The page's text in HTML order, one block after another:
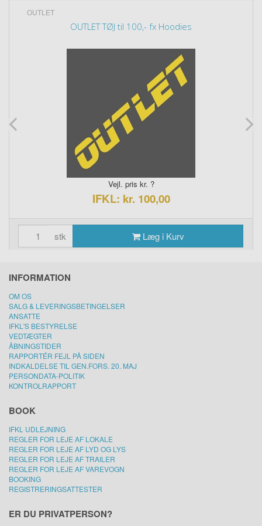
OUTLET
OUTLET TØJ til 100,- fx Hoodies
Vejl. pris kr. ?
IFKL: kr. 100,00
stk Læg i Kurv
INFORMATION
OM OS
SALG & LEVERINGSBETINGELSER
ANSATTE
IFKL'S BESTYRELSE
VEDTÆGTER
ÅBNINGSTIDER
RAPPORTÉR FEJL PÅ SIDEN
INDKALDELSE TIL GEN.FORS. 20. MAJ
PERSONDATA-POLITIK
KONTROLRAPPORT
BOOK
IFKL UDLEJNING
REGLER FOR LEJE AF LOKALE
REGLER FOR LEJE AF LYD OG LYS
REGLER FOR LEJE AF TRAILER
REGLER FOR LEJE AF VAREVOGN
BOOKING
REGISTRERINGSATTESTER
ER DU PRIVATPERSON?